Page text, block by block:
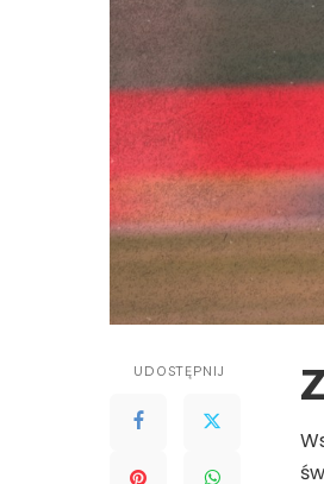
UDOSTĘPNIJ